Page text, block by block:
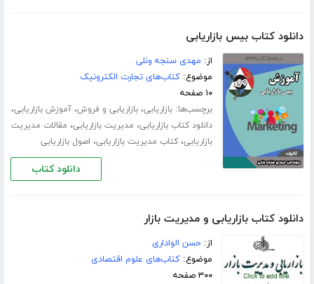
دانلود کتاب بیس بازاریابی
از: مهدی سنجه ونلی
موضوع:کتاب‌های تجارت الکترونیک
۱۰ صفحه
برچسب‌ها:بازاریابی،بازاریابی و فروش،آموزش بازاریابی،
دانلود کتاب بازاریابی، مدیریت بازاریابی، مقالات مدیریت
بازاریابی،کتاب مدیریت بازاریابی، اصول بازاریابی
دانلود کتاب
دانلود کتاب بازاریابی و مدیریت بازار
از:حسن الواداری
موضوع:کتاب‌های علوم اقتصادی
۳۰۰ صفحه